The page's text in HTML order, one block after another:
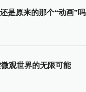
是原来的那个“动画”吗
观世界的无限可能